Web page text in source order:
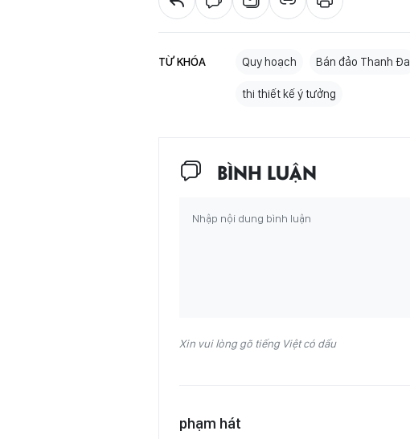
TỪ KHÓA Quy hoạch Bán đảo Thanh Đa
thi thiết kế ý tưởng
BÌNH LUẬN
Xin vui lòng gõ tiếng Việt có dấu
phạm hát